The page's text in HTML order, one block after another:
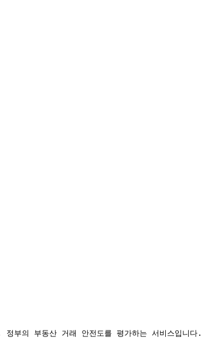
부의 부동산 거래 안전도를 평가하는 서비스입니다.